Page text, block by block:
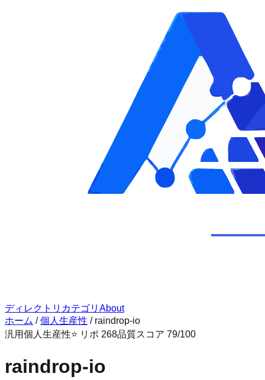
ディレクトリ カテゴリ About
ホーム / 個人生産性 / raindrop-io
汎用個人生産性⭐ リポ 268品質スコア 79/100
raindrop-io